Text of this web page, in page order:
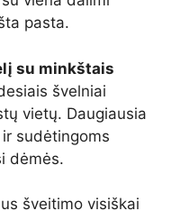
pasta.
su minkštais
švelniai
vietų. Daugiausia
sudėtingoms
dėmės.
šveitimo visiškai